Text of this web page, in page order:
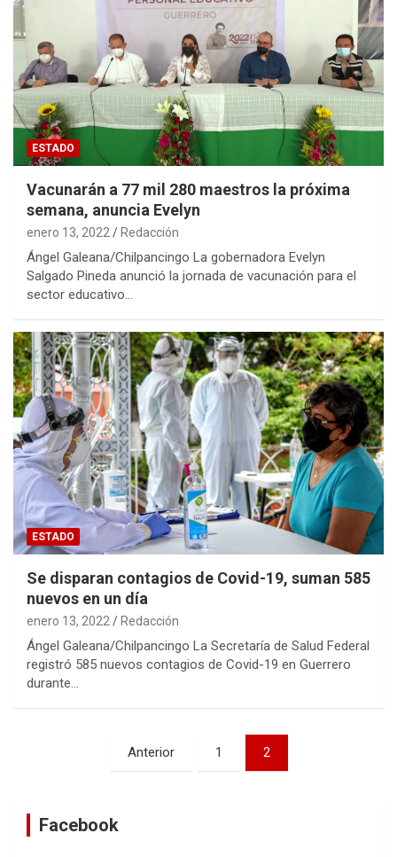
ESTADO
Vacunarán a 77 mil 280 maestros la próxima
semana, anuncia Evelyn
enero 13, 2022 Redacción
Ángel Galeana/Chilpancingo La gobernadora Evelyn
Salgado Pineda anunció la jornada de vacunación para el
sector educativo…
ESTADO
Se disparan contagios de Covid-19, suman 585
nuevos en un día
enero 13, 2022 Redacción
Ángel Galeana/Chilpancingo La Secretaría de Salud Federal
registró 585 nuevos contagios de Covid-19 en Guerrero
durante…
NavegaciónAnterior 1 2
Facebook